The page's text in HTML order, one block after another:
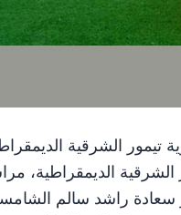
الشرقية
الشرقية الديمقراطية،
سعادة راشد سالم